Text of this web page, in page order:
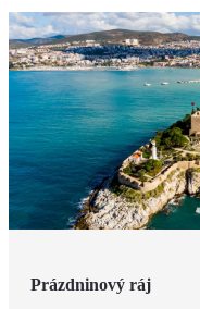
Prázdninový ráj